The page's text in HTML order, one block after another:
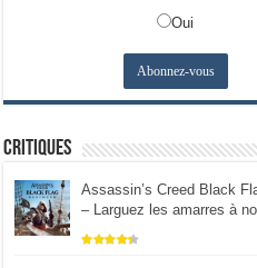
Oui
Critiques
Assassin’s Creed Black
– Larguez les amarres à